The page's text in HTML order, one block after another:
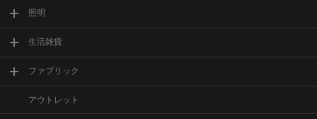
照明
生活雑貨
ファブリック
アウトレット